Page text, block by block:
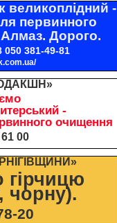
великоплідний -
первинного
Дорого.
050 381-49-81
-
очищення
00
гірчицю
чорну).
20